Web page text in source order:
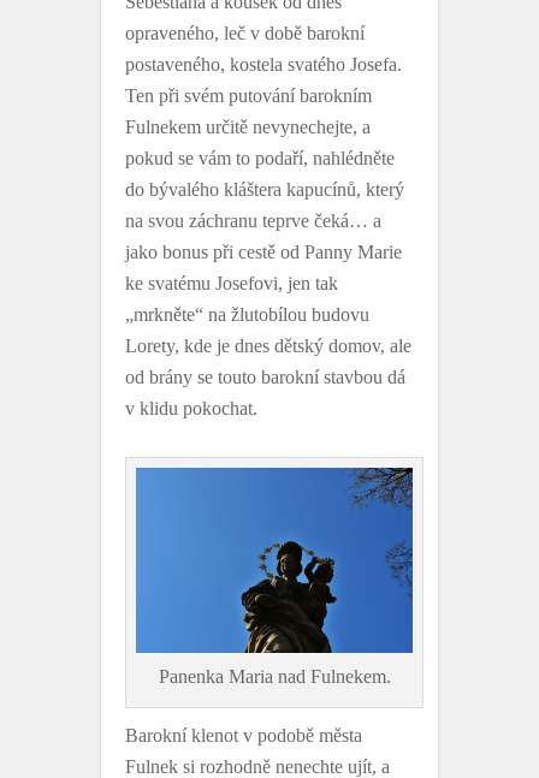
opraveného, leč v době barokní
postaveného, kostela svatého Josefa.
Ten při svém putování barokním
Fulnekem určitě nevynechejte, a
pokud se vám to podaří, nahlédněte
do bývalého kláštera kapucínů, který
na svou záchranu teprve čeká… a
jako bonus při cestě od Panny Marie
ke svatému Josefovi, jen tak
„mrkněte“ na žlutobílou budovu
Lorety, kde je dnes dětský domov, ale
od brány se touto barokní stavbou dá
v klidu pokochat.
Panenka Maria nad Fulnekem.
Barokní klenot v podobě města
Fulnek si rozhodně nenechte ujít, a